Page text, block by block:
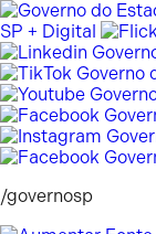
Pular
para
o
conteúdo
SP + Digital
/governosp